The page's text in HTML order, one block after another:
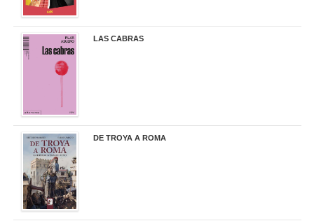
LAS CABRAS
DE TROYA A ROMA